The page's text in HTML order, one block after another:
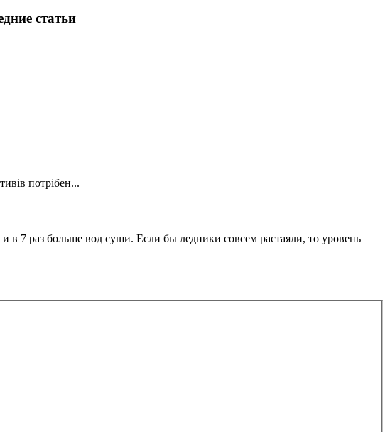
статьи
потрібен...
в 7 раз больше вод суши. Если бы ледники совсем растаяли, то уровень